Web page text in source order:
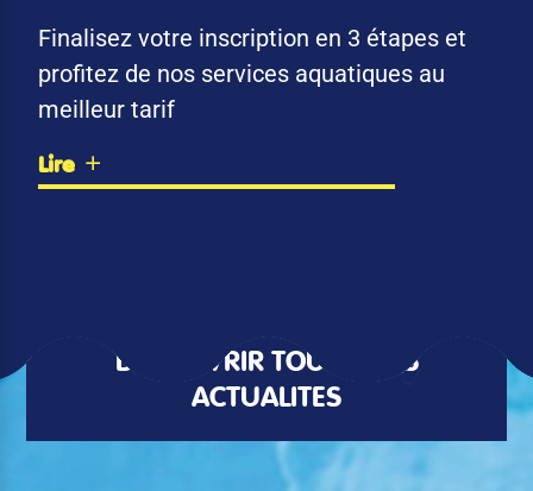
Finalisez votre inscription en 3 étapes et
profitez de nos services aquatiques au
meilleur tarif
Lire
DÉCOUVRIR TOUTES LES
ACTUALITÉS